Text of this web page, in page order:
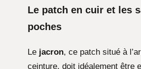
Le patch en cuir et les
poches
Le jacron, ce patch situé à
ceinture, doit idéalement être